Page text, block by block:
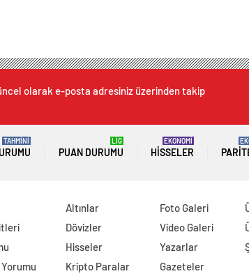
olarak e-posta adresiniz üzerinden takip
TAHMİNİ
PUAN DURUMU
LİG
HISSELER
EKONOMİ
Altınlar
Dövizler
Hisseler
Kripto Paralar
Foto Galeri
Video Galeri
Yazarlar
Gazeteler